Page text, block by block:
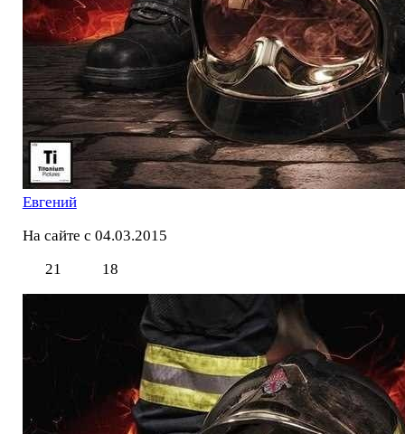
Евгений
На сайте с 04.03.2015
21
18